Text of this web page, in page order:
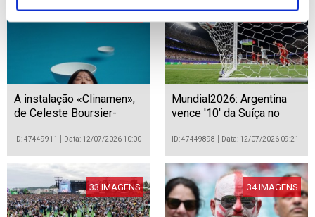
15 IMAGENS
A instalação «Clinamen»,
de Celeste Boursier-
Avenue Armory
ID: 47449911 Data: 12/07/2026 10:00
30 IMAGENS
Mundial2026: Argentina
vence '10' da Suíça no
'meias'
ID: 47449898 Data: 12/07/2026 09:21
33 IMAGENS 34 IMAGENS